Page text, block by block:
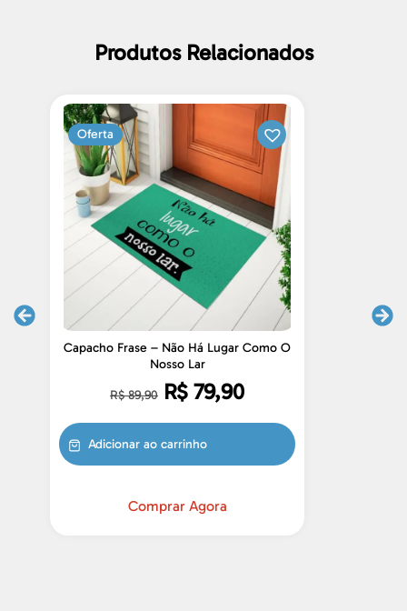
Produtos Relacionados
Oferta
Capacho Frase – Não Há Lugar Como O
Nosso Lar
R$89,90 R$ 79,90
Adicionar ao carrinho
Comprar Agora